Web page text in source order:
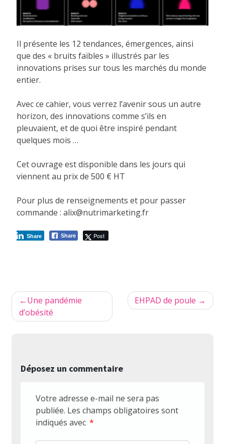
Il présente les 12 tendances, émergences, ainsi
que des « bruits faibles » illustrés par les
innovations prises sur tous les marchés du monde
entier.
Avec ce cahier, vous verrez l’avenir sous un autre
horizon, des innovations comme s’ils en
pleuvaient, et de quoi être inspiré pendant
quelques mois …
Cet ouvrage est disponible dans les jours qui
viennent au prix de 500 € HT
Pour plus de renseignements et pour passer
commande : alix@nutrimarketing.fr
Share Post
Share
Navigation
de
Une pandémie
d’obésité
EHPAD de poule
Déposez un commentaire
Votre adresse e-mail ne sera pas
publiée. Les champs obligatoires sont
indiqués avec *